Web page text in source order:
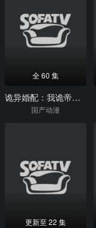
全 60 集
诡异婚配：我诡帝，老婆软糯校花
国产动漫
更新至 22 集